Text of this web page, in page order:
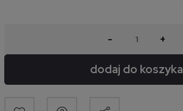
- +
dodaj do koszyka